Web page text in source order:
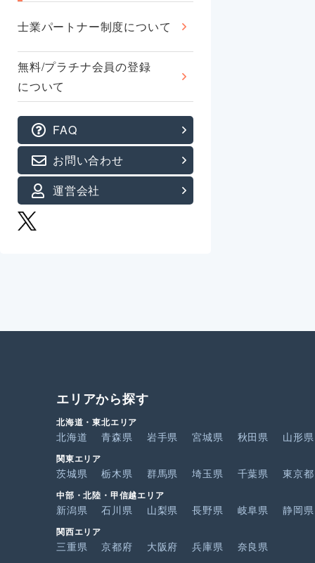
士業パートナー制度について
無料/プラチナ会員の登録
について
FAQ
お問い合わせ
運営会社
エリアから探す
北海道・東北エリア
北海道 青森県 岩手県 宮城県 秋田県 山形県
関東エリア
茨城県 栃木県 群馬県 埼玉県 千葉県 東京都
中部・北陸・甲信越エリア
新潟県 石川県 山梨県 長野県 岐阜県 静岡県
関西エリア
三重県 京都府 大阪府 兵庫県 奈良県